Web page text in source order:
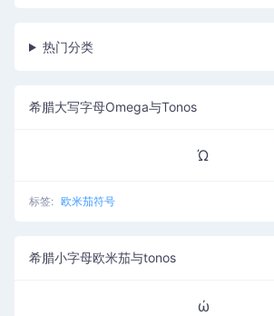
热门分类
希腊大写字母Omega与Tonos
Ώ
标签: 欧米茄符号
希腊小字母欧米茄与tonos
ώ